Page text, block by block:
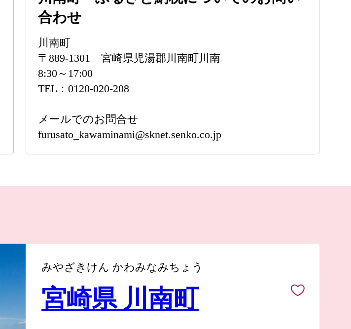
合わせ
川南町
〒889-1301 宮崎県児湯郡川南町川南
8:30～17:00
TEL：0120-020-208
メールでのお問合せ
furusato_kawaminami@sknet.senko.co.jp
みやざきけん かわみなみちょう
宮崎県 川南町